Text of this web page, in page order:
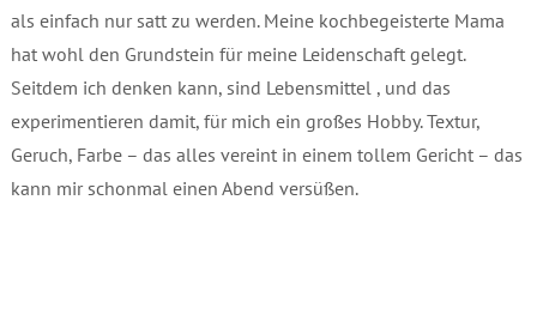
als einfach nur satt zu werden. Meine kochbegeisterte Mama
hat wohl den Grundstein für meine Leidenschaft gelegt.
Seitdem ich denken kann, sind Lebensmittel , und das
experimentieren damit, für mich ein großes Hobby. Textur,
Geruch, Farbe – das alles vereint in einem tollem Gericht – das
kann mir schonmal einen Abend versüßen.